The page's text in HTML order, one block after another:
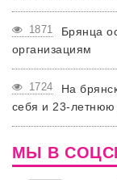
1871
Брянца
организациям
1724
На
себя и 23-летнюю
МЫ В